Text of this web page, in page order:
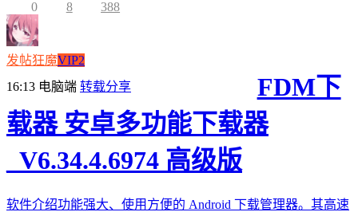
0
8 388
发帖狂魔VIP2
16:13 电脑端 转载分享
FDM下
载器 安卓多功能下载器
_V6.34.4.6974 高级版
软件介绍功能强大、使用方便的 Android 下载管理器。其高速